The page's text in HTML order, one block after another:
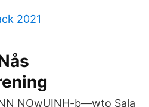
2021
NOwUINH-b—wto Sala